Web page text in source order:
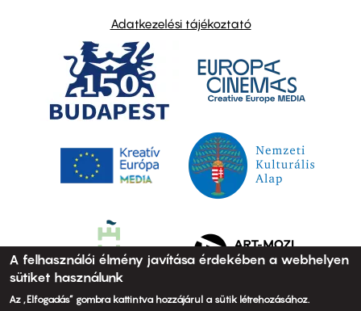
Adatkezelési tájékoztató
A felhasználói élmény javítása érdekében a webhelyen
sütiket használunk
Az „Elfogadás” gombra kattintva hozzájárul a sütik létrehozásához.